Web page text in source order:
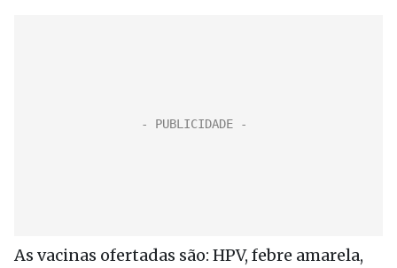
As vacinas ofertadas são: HPV, febre amarela,